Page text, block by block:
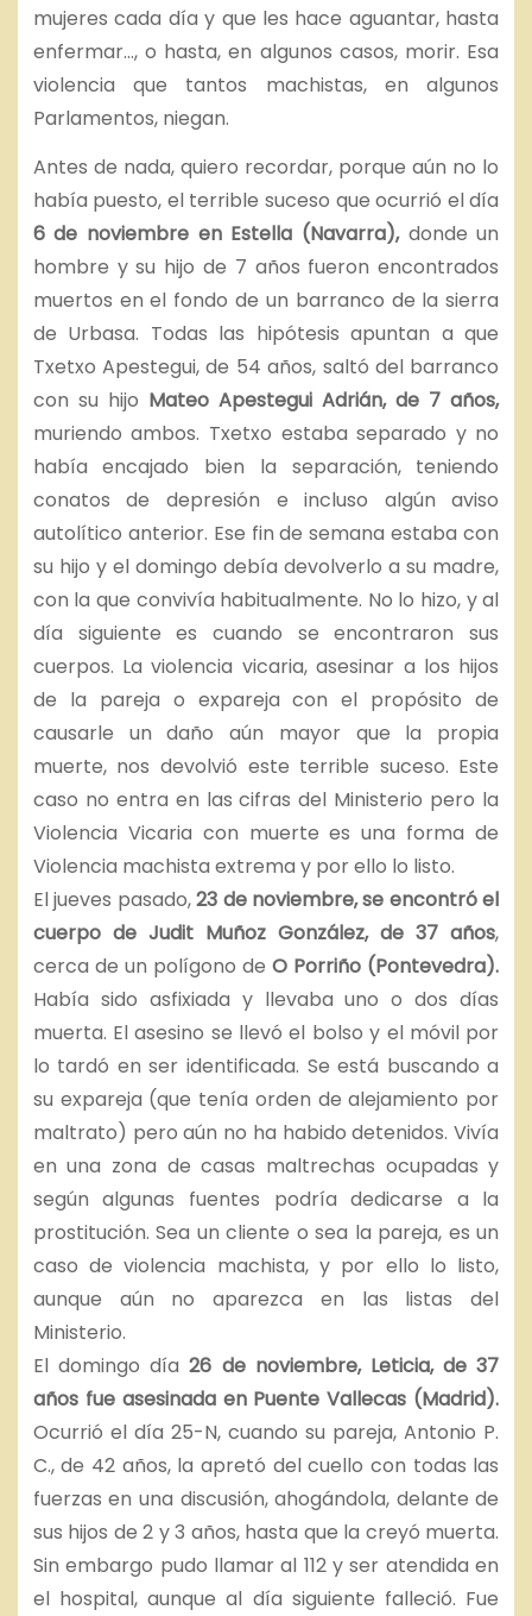
mujeres cada día y que les hace aguantar, hasta
enfermar…, o hasta, en algunos casos, morir. Esa
violencia que tantos machistas, en algunos
Parlamentos, niegan.
Antes de nada, quiero recordar, porque aún no lo
había puesto, el terrible suceso que ocurrió el día
6 de noviembre en Estella (Navarra),donde un
hombre y su hijo de 7 años fueron encontrados
muertos en el fondo de un barranco de la sierra
de Urbasa. Todas las hipótesis apuntan a que
Txetxo Apestegui, de 54 años, saltó del barranco
con su hijo Mateo Apestegui Adrián, de 7 años,
muriendo ambos. Txetxo estaba separado y no
había encajado bien la separación, teniendo
conatos de depresión e incluso algún aviso
autolítico anterior. Ese fin de semana estaba con
su hijo y el domingo debía devolverlo a su madre,
con la que convivía habitualmente. No lo hizo, y al
día siguiente es cuando se encontraron sus
cuerpos. La violencia vicaria, asesinar a los hijos
de la pareja o expareja con el propósito de
causarle un daño aún mayor que la propia
muerte, nos devolvió este terrible suceso. Este
caso no entra en las cifras del Ministerio pero la
Violencia Vicaria con muerte es una forma de
Violencia machista extrema y por ello lo listo.
El jueves pasado,23 de noviembre, se encontró el
cuerpo de Judit Muñoz González, de 37 años,
cerca de un polígono deO Porriño (Pontevedra).
Había sido asfixiada y llevaba uno o dos días
muerta. El asesino se llevó el bolso y el móvil por
lo tardó en ser identificada. Se está buscando a
su expareja (que tenía orden de alejamiento por
maltrato) pero aún no ha habido detenidos. Vivía
en una zona de casas maltrechas ocupadas y
según algunas fuentes podría dedicarse a la
prostitución. Sea un cliente o sea la pareja, es un
caso de violencia machista, y por ello lo listo,
aunque aún no aparezca en las listas del
Ministerio.
El domingo día26 de noviembre, Leticia, de 37
años fue asesinada en Puente Vallecas (Madrid).
Ocurrió el día 25-N, cuando su pareja, Antonio P.
C., de 42 años, la apretó del cuello con todas las
fuerzas en una discusión, ahogándola, delante de
sus hijos de 2 y 3 años, hasta que la creyó muerta.
Sin embargo pudo llamar al 112 y ser atendida en
el hospital, aunque al día siguiente falleció. Fue